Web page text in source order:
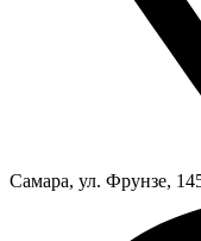
Самара, ул. Фрунзе,